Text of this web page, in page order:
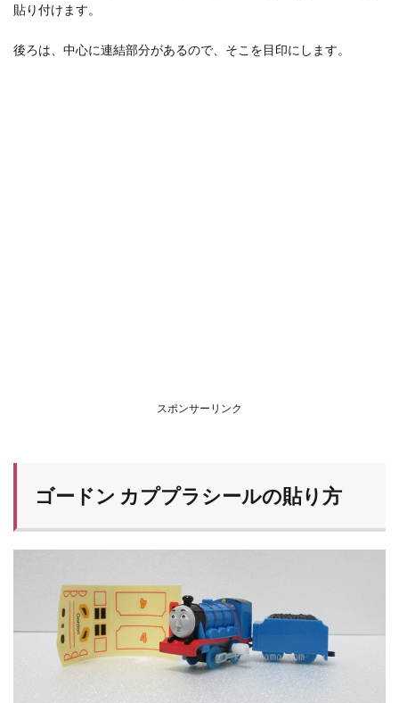
貼り付けます。
後ろは、中心に連結部分があるので、そこを目印にします。
スポンサーリンク
ゴードン カププラシールの貼り方